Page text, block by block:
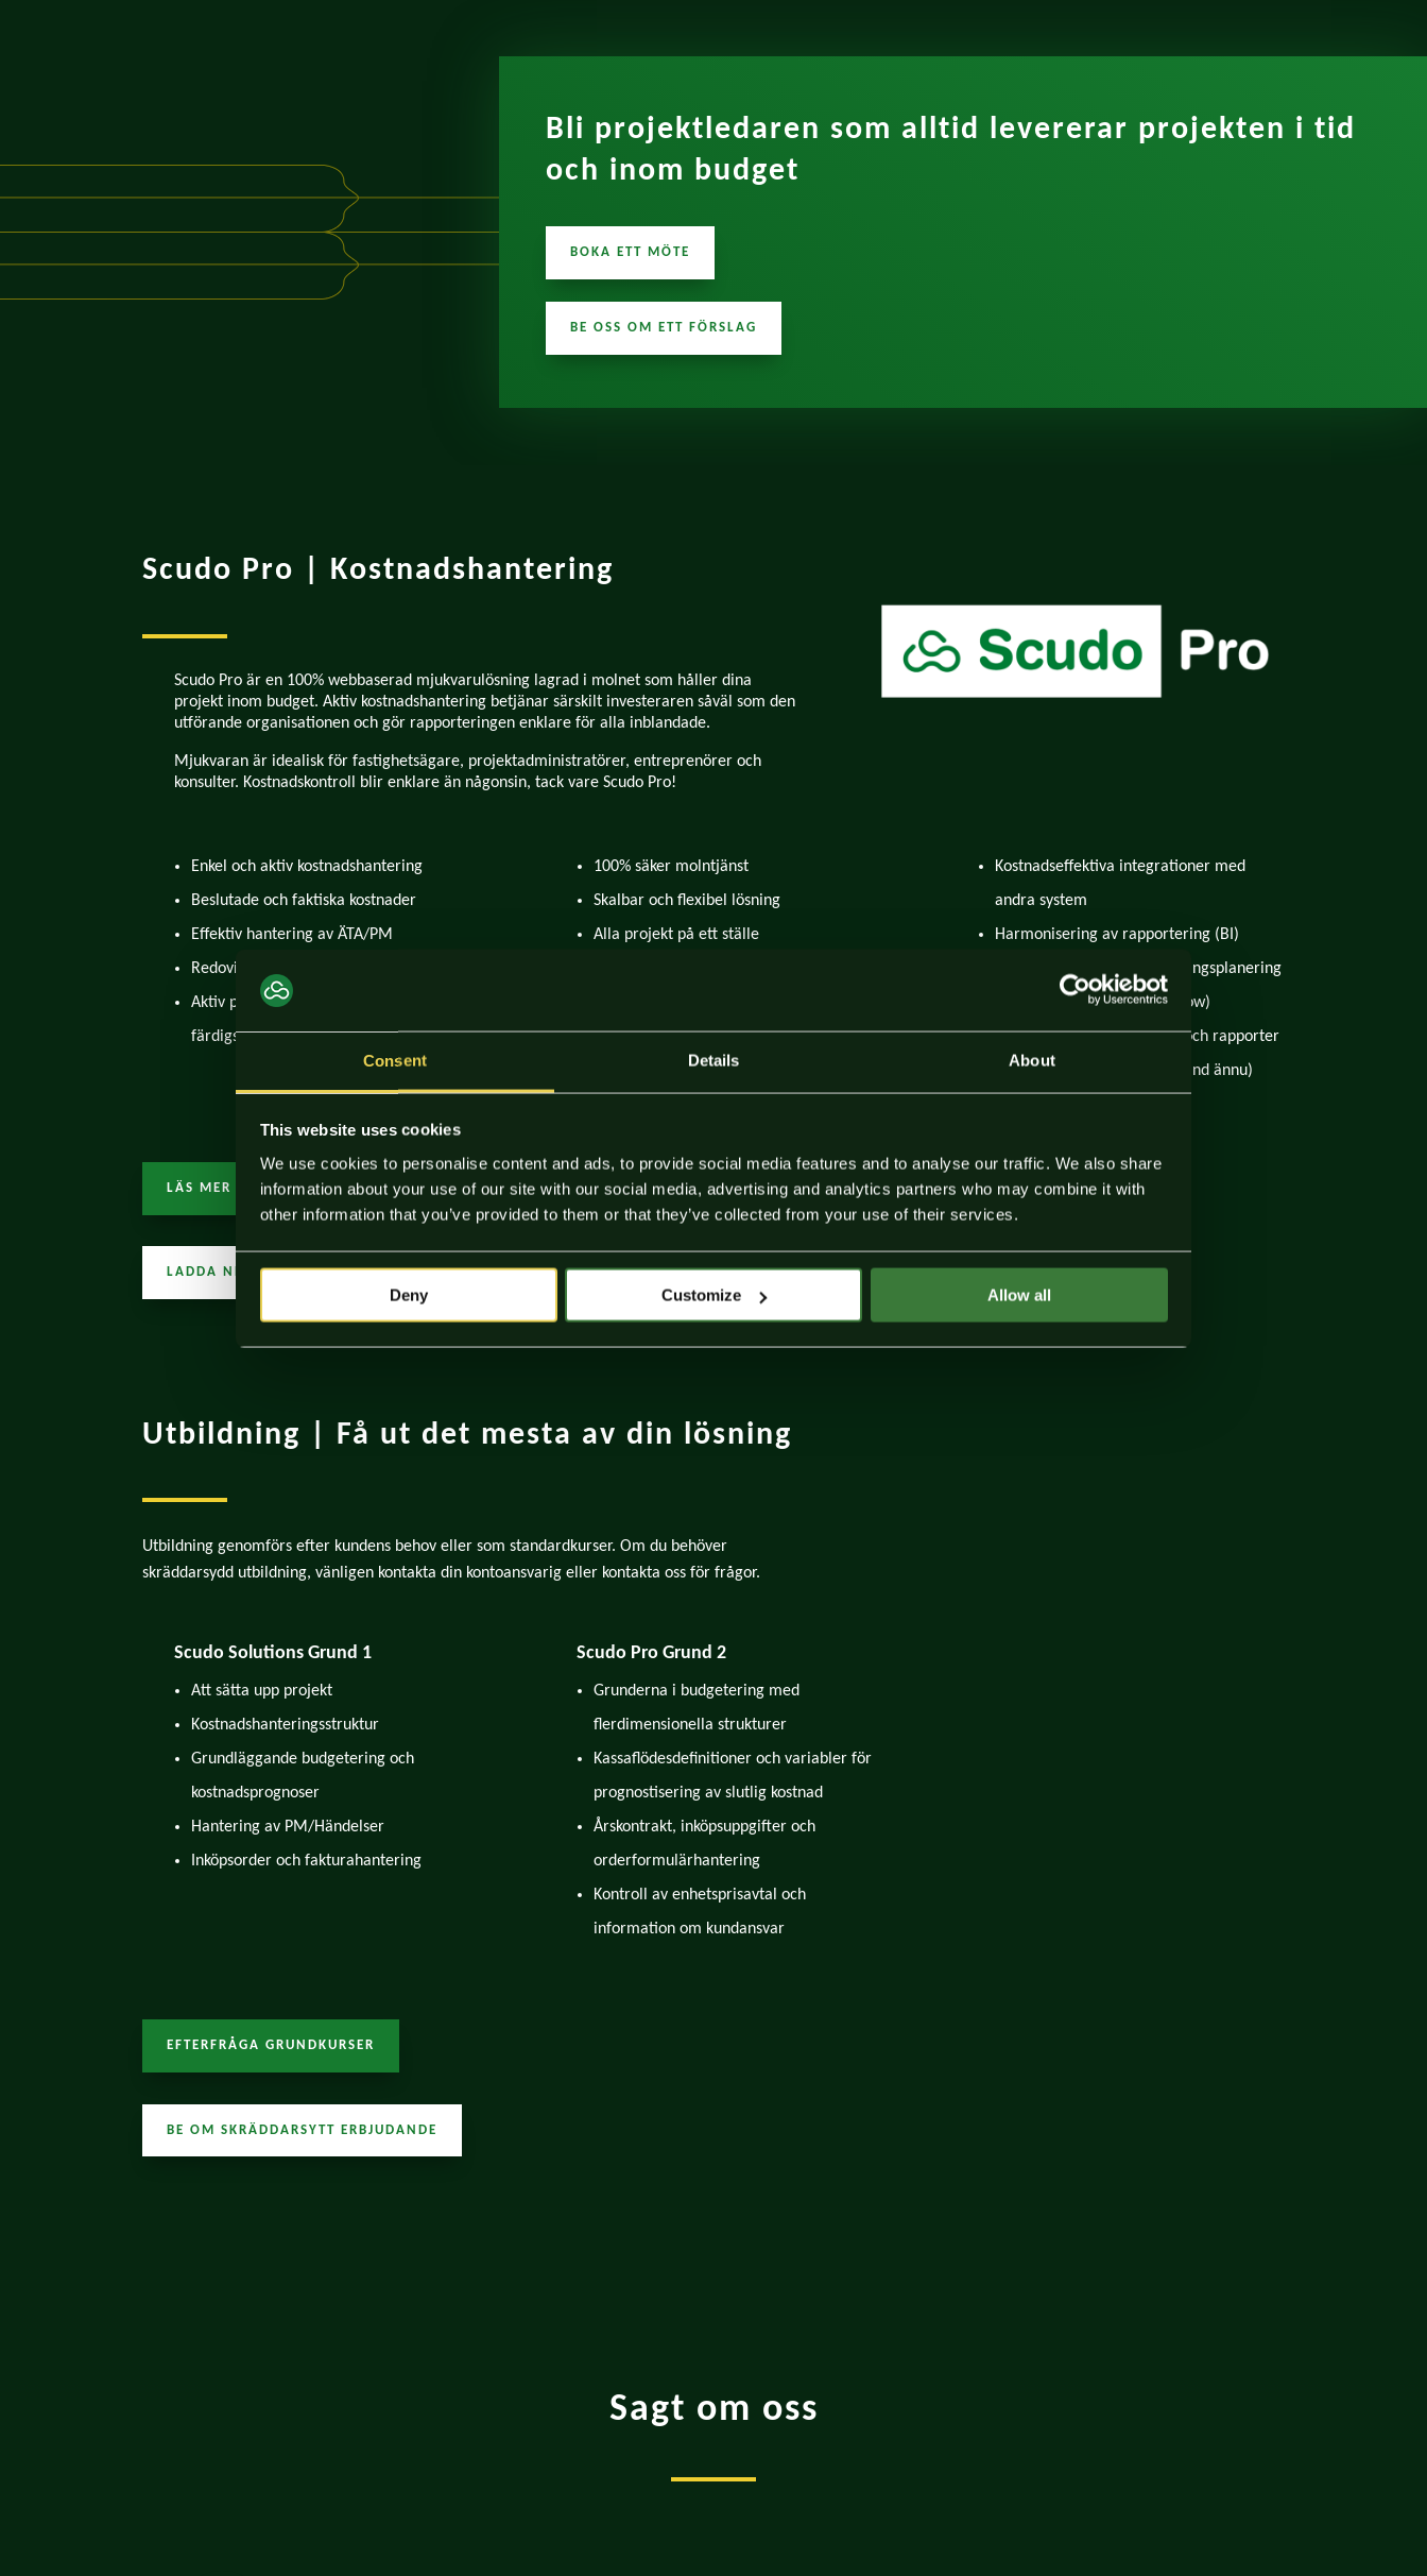
Consent Details About
This website uses cookies
We use cookies to personalise content and ads, to provide social media features and to analyse our traffic. We also share
information about your use of our site with our social media, advertising and analytics partners who may combine it with
other information that you’ve provided to them or that they’ve collected from your use of their services.
Deny Customize Allow all
Bli projektledaren som alltid levererar projekten i tid
och inom budget
BOKA ETT MÖTE
BE OSS OM ETT FÖRSLAG
Scudo Pro | Kostnadshantering
Scudo Pro är en 100% webbaserad mjukvarulösning lagrad i molnet som håller dina
projekt inom budget. Aktiv kostnadshantering betjänar särskilt investeraren såväl som den
utförande organisationen och gör rapporteringen enklare för alla inblandade.
Mjukvaran är idealisk för fastighetsägare, projektadministratörer, entreprenörer och
konsulter. Kostnadskontroll blir enklare än någonsin, tack vare Scudo Pro!
Enkel och aktiv kostnadshantering
Beslutade och faktiska kostnader
Effektiv hantering av ÄTA/PM
Redovisning per projektindelning
Aktiv prognos av kostnaderna vid
färdigställande
100% säker molntjänst
Skalbar och flexibel lösning
Alla projekt på ett ställe
verksamhet
Kostnadseffektiva integrationer med
andra system
Harmonisering av rapportering (BI)
Arbetsprogram och investeringsplanering
Kassflödesberäkning (Cashflow)
Obligatoriska anmälningar och rapporter
till myndigheter (bara i Finland ännu)
LÄS MER
LADDA NER BROSCHYR
Utbildning | Få ut det mesta av din lösning
Utbildning genomförs efter kundens behov eller som standardkurser. Om du behöver
skräddarsydd utbildning, vänligen kontakta din kontoansvarig eller kontakta oss för frågor.
Scudo Solutions Grund 1
Att sätta upp projekt
Kostnadshanteringsstruktur
Grundläggande budgetering och
kostnadsprognoser
Hantering av PM/Händelser
Inköpsorder och fakturahantering
Scudo Pro Grund 2
Grunderna i budgetering med
flerdimensionella strukturer
Kassaflödesdefinitioner och variabler för
prognostisering av slutlig kostnad
Årskontrakt, inköpsuppgifter och
orderformulärhantering
Kontroll av enhetsprisavtal och
information om kundansvar
EFTERFRÅGA GRUNDKURSER
BE OM SKRÄDDARSYTT ERBJUDANDE
Sagt om oss